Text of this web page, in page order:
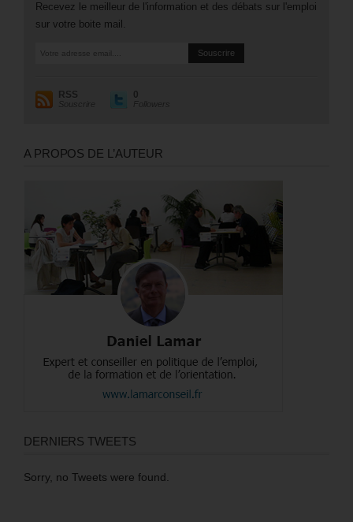
Recevez le meilleur de l'information et des débats sur l'emploi
sur votre boite mail.
RSS
Souscrire
0
Followers
A PROPOS DE L’AUTEUR
DERNIERS TWEETS
Sorry, no Tweets were found.